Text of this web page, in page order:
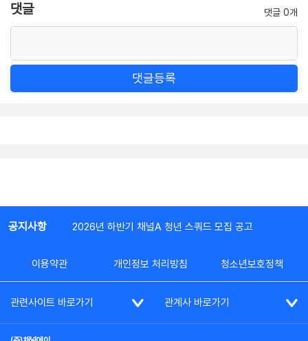
댓글 댓글 0개
댓글등록
공지사항 2026년 하반기 채널A 청년 스쿼드 모집 공고
이용약관 개인정보 처리방침 청소년보호정책
관련사이트 바로가기 관계사 바로가기